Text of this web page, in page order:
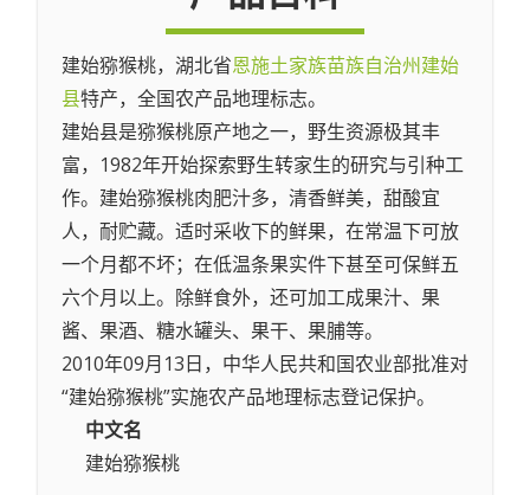
建始猕猴桃，湖北省恩施土家族苗族自治州建始
县特产，全国农产品地理标志。
建始县是猕猴桃原产地之一，野生资源极其丰
富，1982年开始探索野生转家生的研究与引种工
作。建始猕猴桃肉肥汁多，清香鲜美，甜酸宜
人，耐贮藏。适时采收下的鲜果，在常温下可放
一个月都不坏；在低温条果实件下甚至可保鲜五
六个月以上。除鲜食外，还可加工成果汁、果
酱、果酒、糖水罐头、果干、果脯等。
2010年09月13日，中华人民共和国农业部批准对
“建始猕猴桃”实施农产品地理标志登记保护。
中文名
建始猕猴桃